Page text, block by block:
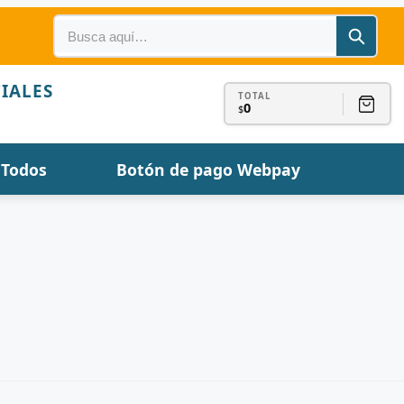
TOTAL
$0
Todos Botón de pago Webpay